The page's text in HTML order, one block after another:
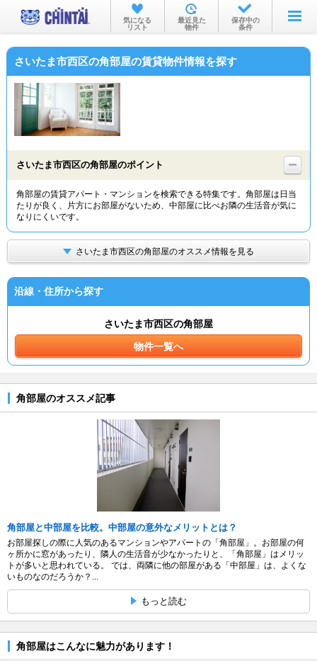
お部屋を探す
沿線・駅から
物件特集から
TOP
気になる
リスト
最近見た
物件
保存中の
条件
さいたま市西区の角部屋の賃貸物件情報を探す
さいたま市西区の角部屋のポイント
角部屋の賃貸アパート・マンションを検索できる特集です。角部屋は日当
たりが良く、片方にお部屋がないため、中部屋に比べお隣の生活音が気に
なりにくいです。
さいたま市西区の角部屋のオススメ情報を見る
沿線・住所から探す
さいたま市西区の角部屋
物件一覧へ
角部屋のオススメ記事
角部屋と中部屋を比較。中部屋の意外なメリットとは？
お部屋探しの際に人気のあるマンションやアパートの「角部屋」。お部屋の何
ヶ所かに窓があったり、隣人の生活音が少なかったりと、「角部屋」はメリッ
トが多いと思われている。 では、両隣に他の部屋がある「中部屋」は、よくな
いものなのだろうか？...
もっと読む
角部屋はこんなに魅力があります！